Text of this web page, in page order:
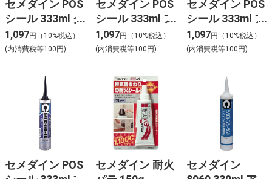
セメダイン POS
シール 333ml グ
レー
1,097円（10%税込）
(内消費税等100円)
セメダイン POS
シール 333ml ア
イボリー
1,097円（10%税込）
(内消費税等100円)
セメダイン POS
シール 333ml ア
ンバー
1,097円（10%税込）
(内消費税等100円)
セメダイン POS
セメダイン 耐火
セメダイン